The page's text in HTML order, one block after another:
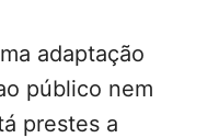
adaptação
público nem
prestes a